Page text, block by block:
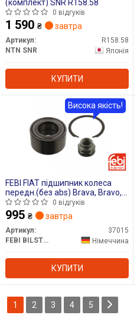
(комплект) SNR R158.58
0 відгуків
1 590 ₴ завтра
Артикул:
R158.58
NTN SNR
Японія
КУПИТИ
FEBI FIAT підшипник колеса
передн.(без abs) Brava, Bravo,
Coupe, Marea, Tipo, Tempra Alfa
Romeo
0 відгуків
995 ₴ завтра
Артикул:
37015
FEBI BILSTEIN
Німеччина
КУПИТИ
Висока якість!
1 2 3 4 5